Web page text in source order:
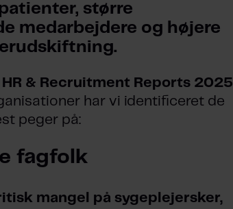
større
medarbejdere og højere
& Recruitment Reports 2025
har vi identificeret de
peger på:
fagfolk
mangel på sygeplejersker,